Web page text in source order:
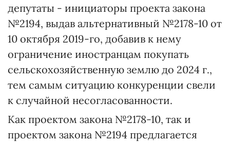
депутаты - инициаторы проекта закона
№2194, выдав альтернативный №2178-10 от
10 октября 2019-го, добавив к нему
ограничение иностранцам покупать
сельскохозяйственную землю до 2024 г.,
тем самым ситуацию конкуренции свели
к случайной несогласованности.
Как проектом закона №2178-10, так и
проектом закона №2194 предлагается